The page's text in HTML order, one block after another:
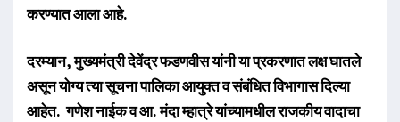
करण्यात आला आहे.
दरम्यान, मुख्यमंत्री देवेंद्र फडणवीस यांनी या प्रकरणात लक्ष घातले
असून योग्य त्या सूचना पालिका आयुक्त व संबंधित विभागास दिल्या
आहेत. गणेश नाईक व आ. मंदा म्हात्रे यांच्यामधील राजकीय वादाचा